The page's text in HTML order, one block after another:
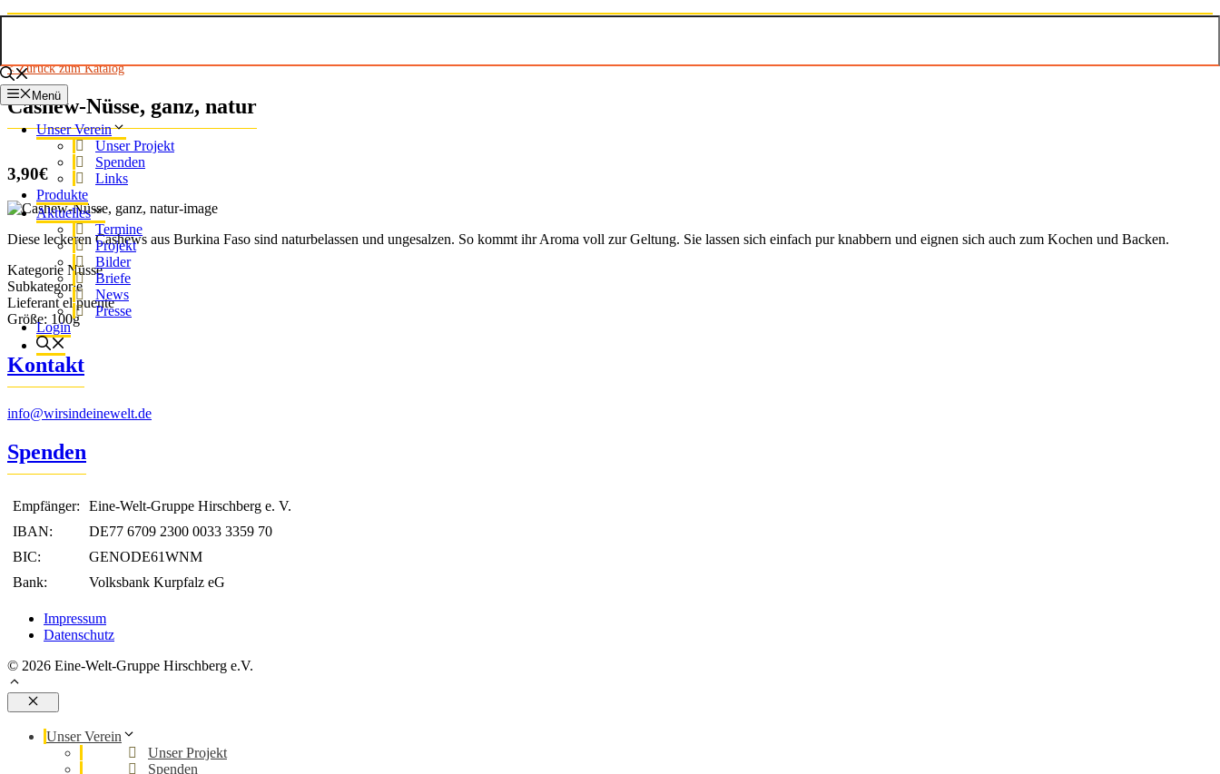
Menü
Unser Verein
Unser Projekt
Spenden
Links
Produkte
Aktuelles
Termine
Projekt
Bilder
Briefe
News
Presse
Login
< Zurück zum Katalog
Cashew-Nüsse, ganz, natur
3,90€
Diese leckeren Cashews aus Burkina Faso sind naturbelassen und ungesalzen. So kommt ihr Aroma voll zur Geltung. Sie lassen sich einfach pur knabbern und eignen sich auch zum Kochen und Backen.
Kategorie Nüsse
Subkategorie
Lieferantel puente
Größe: 100g
Kontakt
info@wirsindeinewelt.de
Spenden
Empfänger:
Eine-Welt-Gruppe Hirschberg e. V.
IBAN:
DE77 6709 2300 0033 3359 70
BIC:
GENODE61WNM
Bank:
Volksbank Kurpfalz eG
Impressum
Datenschutz
© 2026 Eine-Welt-Gruppe Hirschberg e.V.
Schließen
Unser Verein
Unser Projekt
Spenden